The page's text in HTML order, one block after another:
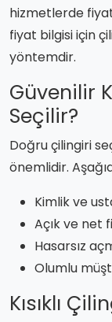
hizmetlerde
fiyat bilgisi için
yöntemdir.
Güvenilir
Seçilir?
Doğru çilingiri
önemlidir.
Kimlik ve
Açık ve net
Hasarsız
Olumlu
Kısıklı